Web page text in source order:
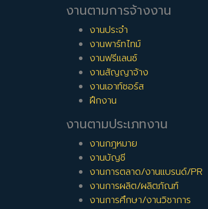
งานตามการจ้างงาน
งานประจำ
งานพาร์ทไทม์
งานฟรีแลนซ์
งานสัญญาจ้าง
งานเอาท์ซอร์ส
ฝึกงาน
งานตามประเภทงาน
งานกฎหมาย
งานบัญชี
งานการตลาด/งานแบรนด์/PR
งานการผลิต/ผลิตภัณฑ์
งานการศึกษา/งานวิชาการ